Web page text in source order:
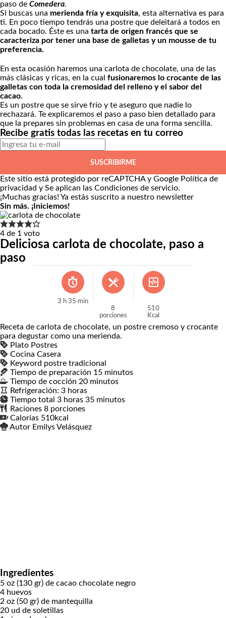
paso de Comedera.
Si buscas una merienda fría y exquisita, esta alternativa es para
ti. En poco tiempo tendrás una postre que deleitará a todos en
cada bocado. Éste es una tarta de origen francés que se
caracteriza por tener una base de galletas y un mousse de tu
preferencia.
En esta ocasión haremos una carlota de chocolate, una de las
más clásicas y ricas, en la cual fusionaremos lo crocante de las
galletas con toda la cremosidad del relleno y el sabor del
cacao.
Es un postre que se sirve frío y te aseguro que nadie lo
rechazará. Te explicaremos el paso a paso bien detallado para
que la prepares sin problemas en casa de una forma sencilla.
Recibe gratis todas las recetas en tu correo
SUSCRIBIRME
Este sitio está protegido por reCAPTCHA y Google Política de
privacidad y Se aplican las Condiciones de servicio.
¡Muchas gracias! Ya estás suscrito a nuestro newsletter
Sin más. ¡Iniciemos!
4 de 1 voto
Deliciosa carlota de chocolate, paso a
paso
3 h 35 min
8
porciones
510
Kcal
Receta de carlota de chocolate, un postre cremoso y crocante
para degustar como una merienda.
Plato Postres
Cocina Casera
Keyword postre tradicional
Tiempo de preparación 15 minutos
minutos
Tiempo de cocción 20 minutos
minutos
Refrigeración: 3 horas
horas
Tiempo total 3 horas
horas 35 minutos
minutos
Raciones 8 porciones
Calorías 510kcal
Autor Emilys Velásquez
Ingredientes
5 oz (130 gr) de cacao chocolate negro
4 huevos
2 oz (50 gr) de mantequilla
20 ud de soletillas